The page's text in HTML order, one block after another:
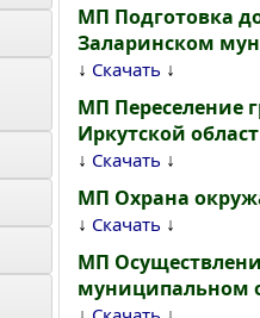
МП Подготовка
Заларинском
↓ Скачать ↓
МП Переселение
Иркутской
↓ Скачать ↓
МП Охрана
↓ Скачать ↓
МП
муниципальном